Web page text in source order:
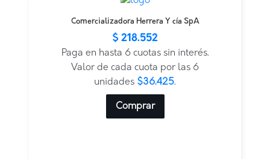
Comercializadora Herrera Y cía SpA
$ 218.552
Paga en hasta 6 cuotas sin interés.
Valor de cada cuota por las 6
unidades $36.425.
Comprar